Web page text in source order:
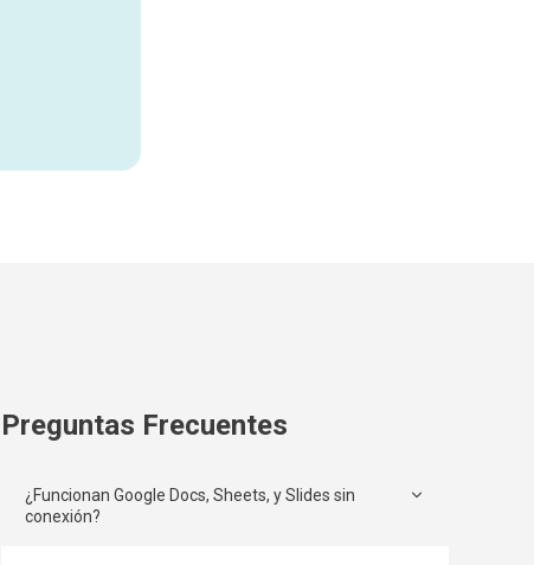
Preguntas Frecuentes
¿Funcionan Google Docs, Sheets, y Slides sin
conexión?